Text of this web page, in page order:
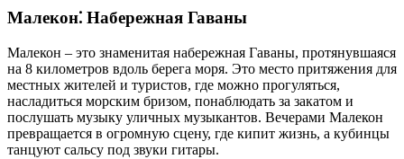
Малекон⁚ Набережная Гаваны
Малекон – это знаменитая набережная Гаваны, протянувшаяся
на 8 километров вдоль берега моря. Это место притяжения для
местных жителей и туристов, где можно прогуляться,
насладиться морским бризом, понаблюдать за закатом и
послушать музыку уличных музыкантов. Вечерами Малекон
превращается в огромную сцену, где кипит жизнь, а кубинцы
танцуют сальсу под звуки гитары.